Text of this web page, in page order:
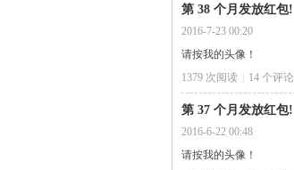
第 38 个月发放红包!
2016-7-23 00:20
请按我的头像！
1379 次阅读
14 个评论
第 37 个月发放红包!
2016-6-22 00:48
请按我的头像！